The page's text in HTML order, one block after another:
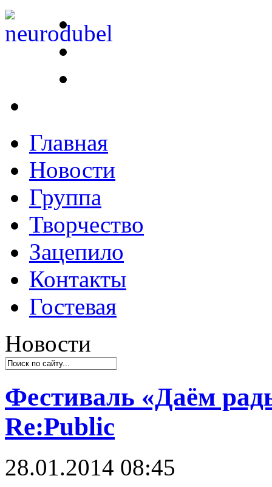
Главная
Новости
Группа
Творчество
Зацепило
Контакты
Гостевая
Новости
Фестиваль «Даём
Re:Public
28.01.2014 08:45